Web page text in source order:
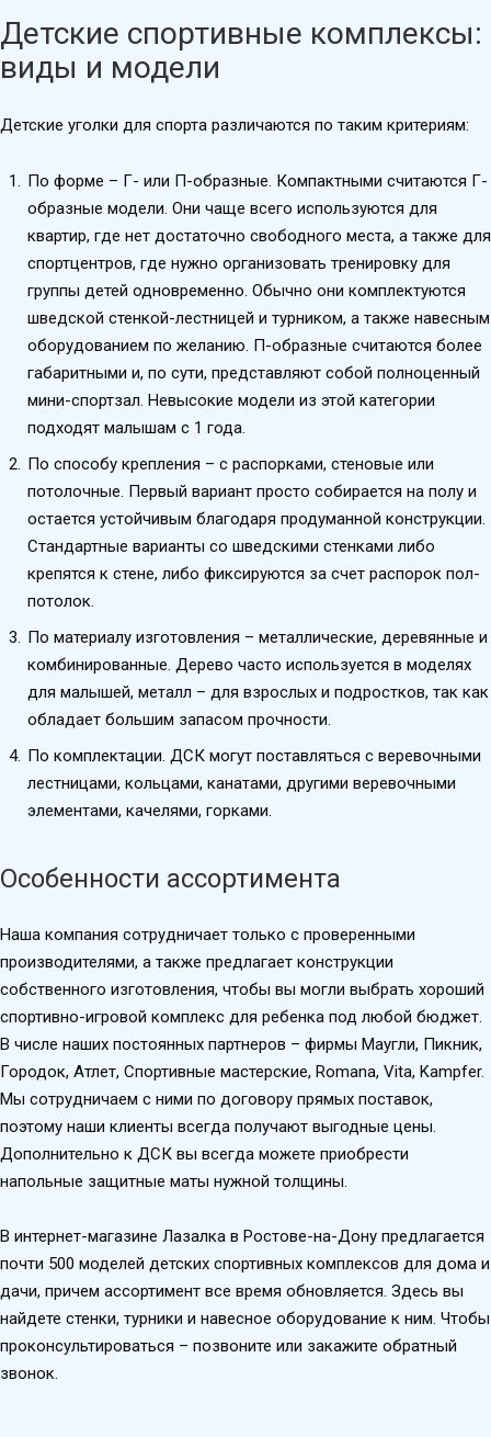
Детские спортивные комплексы:
виды и модели
Детские уголки для спорта различаются по таким критериям:
По форме – Г- или П-образные. Компактными считаются Г-
образные модели. Они чаще всего используются для
квартир, где нет достаточно свободного места, а также для
спортцентров, где нужно организовать тренировку для
группы детей одновременно. Обычно они комплектуются
шведской стенкой-лестницей и турником, а также навесным
оборудованием по желанию. П-образные считаются более
габаритными и, по сути, представляют собой полноценный
мини-спортзал. Невысокие модели из этой категории
подходят малышам с 1 года.
По способу крепления – с распорками, стеновые или
потолочные. Первый вариант просто собирается на полу и
остается устойчивым благодаря продуманной конструкции.
Стандартные варианты со шведскими стенками либо
крепятся к стене, либо фиксируются за счет распорок пол-
потолок.
По материалу изготовления – металлические, деревянные и
комбинированные. Дерево часто используется в моделях
для малышей, металл – для взрослых и подростков, так как
обладает большим запасом прочности.
По комплектации. ДСК могут поставляться с веревочными
лестницами, кольцами, канатами, другими веревочными
элементами, качелями, горками.
Особенности ассортимента
Наша компания сотрудничает только с проверенными
производителями, а также предлагает конструкции
собственного изготовления, чтобы вы могли выбрать хороший
спортивно-игровой комплекс для ребенка под любой бюджет.
В числе наших постоянных партнеров – фирмы Маугли, Пикник,
Городок, Атлет, Спортивные мастерские, Romana, Vita, Kampfer.
Мы сотрудничаем с ними по договору прямых поставок,
поэтому наши клиенты всегда получают выгодные цены.
Дополнительно к ДСК вы всегда можете приобрести
напольные защитные маты нужной толщины.
В интернет-магазине Лазалка в Ростове-на-Дону предлагается
почти 500 моделей детских спортивных комплексов для дома и
дачи, причем ассортимент все время обновляется. Здесь вы
найдете стенки, турники и навесное оборудование к ним. Чтобы
проконсультироваться – позвоните или закажите обратный
звонок.